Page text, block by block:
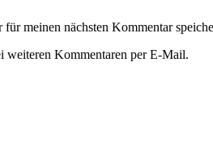
meinen nächsten Kommentar
weiteren Kommentaren per E-Mail.